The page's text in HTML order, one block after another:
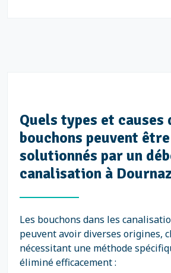
Quels types et causes
bouchons peuvent être
solutionnés par un
canalisation à
Les bouchons dans les
peuvent avoir diverses origines,
nécessitant une méthode
éliminé efficacement :